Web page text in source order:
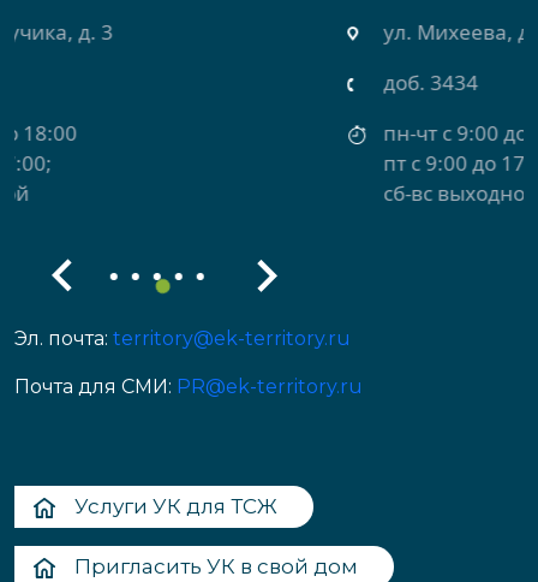
ул. Михеева, д. 2
пн-чт с 9:00 до 18:00
Эл. почта: territory@ek-territory.ru
Почта для СМИ: PR@ek-territory.ru
Услуги УК для ТСЖ
Пригласить УК в свой дом